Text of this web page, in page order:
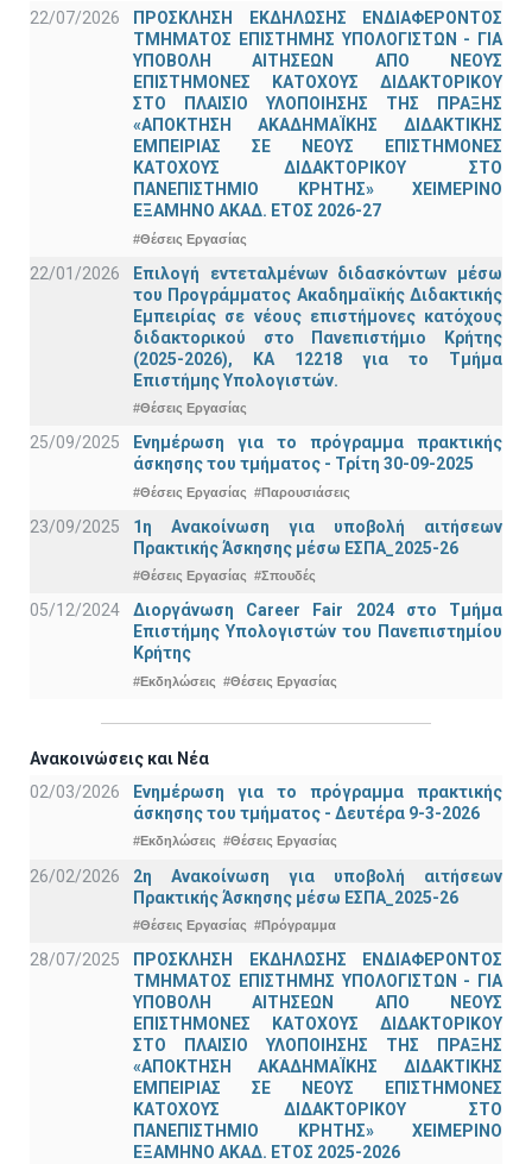
22/07/2026
ΠΡΟΣΚΛΗΣΗ ΕΚΔΗΛΩΣΗΣ ΕΝΔΙΑΦΕΡΟΝΤΟΣ
ΤΜΗΜΑΤΟΣ ΕΠΙΣΤΗΜΗΣ ΥΠΟΛΟΓΙΣΤΩΝ - ΓΙΑ
ΥΠΟΒΟΛΗ ΑΙΤΗΣΕΩΝ ΑΠΟ ΝΕΟΥΣ
ΕΠΙΣΤΗΜΟΝΕΣ ΚΑΤΟΧΟΥΣ ΔΙΔΑΚΤΟΡΙΚΟΥ
ΣΤΟ ΠΛΑΙΣΙΟ ΥΛΟΠΟΙΗΣΗΣ ΤΗΣ ΠΡΑΞΗΣ
«ΑΠΟΚΤΗΣΗ ΑΚΑΔΗΜΑΪΚΗΣ ΔΙΔΑΚΤΙΚΗΣ
ΕΜΠΕΙΡΙΑΣ ΣΕ ΝΕΟΥΣ ΕΠΙΣΤΗΜΟΝΕΣ
ΚΑΤΟΧΟΥΣ ΔΙΔΑΚΤΟΡΙΚΟΥ ΣΤΟ
ΠΑΝΕΠΙΣΤΗΜΙΟ ΚΡΗΤΗΣ» ΧΕΙΜΕΡΙΝΟ
ΕΞΑΜΗΝΟ ΑΚΑΔ. ΕΤΟΣ 2026-27
#Θέσεις Εργασίας
22/01/2026
Επιλογή εντεταλμένων διδασκόντων μέσω
του Προγράμματος Ακαδημαϊκής Διδακτικής
Εμπειρίας σε νέους επιστήμονες κατόχους
διδακτορικού στο Πανεπιστήμιο Κρήτης
(2025-2026), ΚΑ 12218 για το Τμήμα
Επιστήμης Υπολογιστών.
#Θέσεις Εργασίας
25/09/2025
Ενημέρωση για το πρόγραμμα πρακτικής
άσκησης του τμήματος - Τρίτη 30-09-2025
#Θέσεις Εργασίας #Παρουσιάσεις
23/09/2025
1η Ανακοίνωση για υποβολή αιτήσεων
Πρακτικής Άσκησης μέσω ΕΣΠΑ_2025-26
#Θέσεις Εργασίας #Σπουδές
05/12/2024
Διοργάνωση Career Fair 2024 στο Τμήμα
Επιστήμης Υπολογιστών του Πανεπιστημίου
Κρήτης
#Εκδηλώσεις #Θέσεις Εργασίας
Ανακοινώσεις και Νέα
02/03/2026
Ενημέρωση για το πρόγραμμα πρακτικής
άσκησης του τμήματος - Δευτέρα 9-3-2026
#Εκδηλώσεις #Θέσεις Εργασίας
26/02/2026
2η Ανακοίνωση για υποβολή αιτήσεων
Πρακτικής Άσκησης μέσω ΕΣΠΑ_2025-26
#Θέσεις Εργασίας #Πρόγραμμα
28/07/2025
ΠΡΟΣΚΛΗΣΗ ΕΚΔΗΛΩΣΗΣ ΕΝΔΙΑΦΕΡΟΝΤΟΣ
ΤΜΗΜΑΤΟΣ ΕΠΙΣΤΗΜΗΣ ΥΠΟΛΟΓΙΣΤΩΝ - ΓΙΑ
ΥΠΟΒΟΛΗ ΑΙΤΗΣΕΩΝ ΑΠΟ ΝΕΟΥΣ
ΕΠΙΣΤΗΜΟΝΕΣ ΚΑΤΟΧΟΥΣ ΔΙΔΑΚΤΟΡΙΚΟΥ
ΣΤΟ ΠΛΑΙΣΙΟ ΥΛΟΠΟΙΗΣΗΣ ΤΗΣ ΠΡΑΞΗΣ
«ΑΠΟΚΤΗΣΗ ΑΚΑΔΗΜΑΪΚΗΣ ΔΙΔΑΚΤΙΚΗΣ
ΕΜΠΕΙΡΙΑΣ ΣΕ ΝΕΟΥΣ ΕΠΙΣΤΗΜΟΝΕΣ
ΚΑΤΟΧΟΥΣ ΔΙΔΑΚΤΟΡΙΚΟΥ ΣΤΟ
ΠΑΝΕΠΙΣΤΗΜΙΟ ΚΡΗΤΗΣ» ΧΕΙΜΕΡΙΝΟ
ΕΞΑΜΗΝΟ ΑΚΑΔ. ΕΤΟΣ 2025-2026